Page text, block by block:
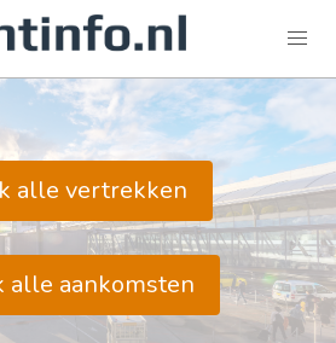
alle vertrekken
alle aankomsten